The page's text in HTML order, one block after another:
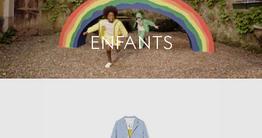
ENFANTS